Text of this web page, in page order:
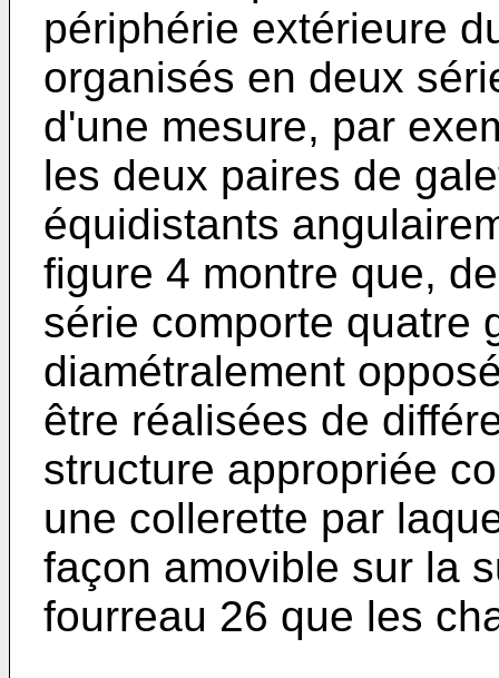
périphérie extérieure
organisés en deux
d'une mesure, par
les deux paires de
équidistants
figure 4 montre que,
série comporte quatre
diamétralement
être réalisées de
structure appropriée
une collerette par
façon amovible sur la
fourreau 26 que les